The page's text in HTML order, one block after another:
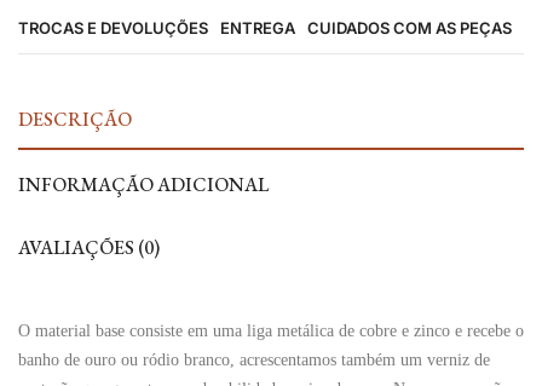
TROCAS E DEVOLUÇÕES ENTREGA CUIDADOS COM AS PEÇAS
DESCRIÇÃO
INFORMAÇÃO ADICIONAL
AVALIAÇÕES (0)
O material base consiste em uma liga metálica de cobre e zinco e recebe o
banho de ouro ou ródio branco, acrescentamos também um verniz de